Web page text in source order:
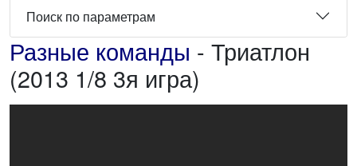
Поиск по параметрам
Разные команды - Триатлон
(2013 1/8 3я игра)